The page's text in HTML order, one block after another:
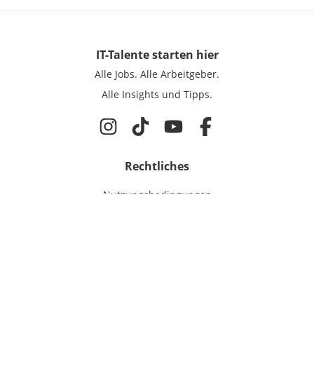
IT-Talentestarten hier
Alle Jobs. Alle Arbeitgeber.
Alle Insights und Tipps.
Rechtliches
Nutzungsbedingungen